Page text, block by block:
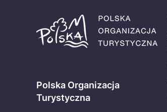
Polska Organizacja
Turystyczna